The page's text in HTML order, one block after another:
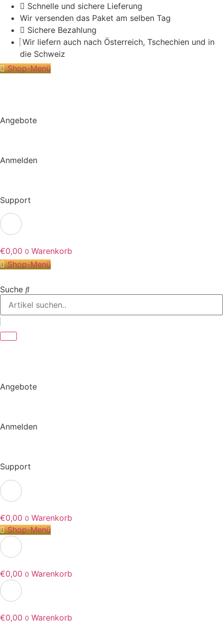
Zum
Inhalt
springen
Schnelle und sichere Lieferung
Wir versenden das Paket am selben Tag
Sichere Bezahlung
Wir liefern auch nach Österreich, Tschechien und in
die Schweiz
Shop-Menü
Angebote
Anmelden
Support
€0,00 0 Warenkorb
Shop-Menü
Suche
Angebote
Anmelden
Support
€0,00 0 Warenkorb
Shop-Menü
€0,00 0 Warenkorb
€0,00 0 Warenkorb